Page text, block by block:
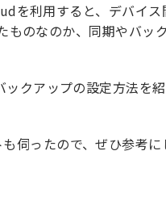
を利用すると、デバイ
のなのか、同期やバッ
クアップの設定方法を
伺ったので、ぜひ参考に